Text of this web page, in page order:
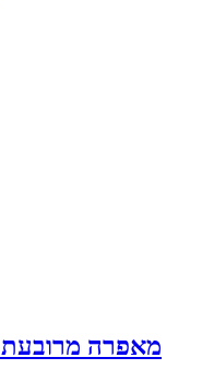
מאפרה מרובעת 9.5 מלאמין שחור 1/12